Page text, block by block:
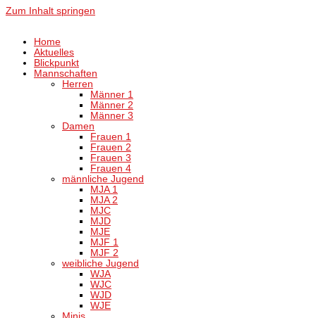
Zum Inhalt springen
Home
Aktuelles
Blickpunkt
Mannschaften
Herren
Männer 1
Männer 2
Männer 3
Damen
Frauen 1
Frauen 2
Frauen 3
Frauen 4
männliche Jugend
MJA 1
MJA 2
MJC
MJD
MJE
MJF 1
MJF 2
weibliche Jugend
WJA
WJC
WJD
WJE